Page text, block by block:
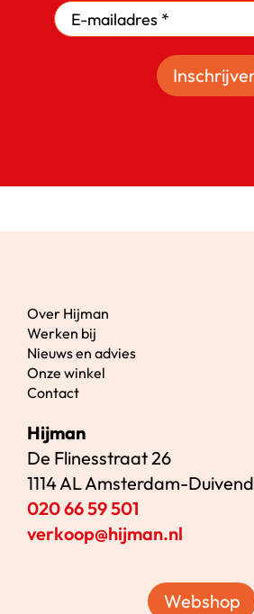
Over Hijman
Werken bij
Nieuws en advies
Onze winkel
Contact
Hijman
De Flinesstraat 26
1114 AL Amsterdam-
020 66 59 501
verkoop@hijman.nl
Webshop